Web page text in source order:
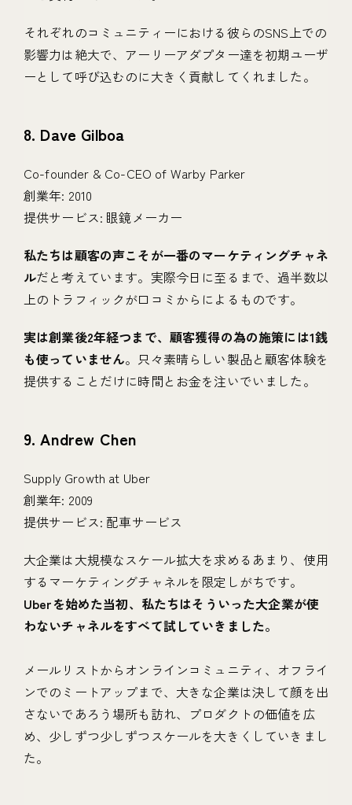
それぞれのコミュニティーにおける彼らのSNS上での
影響力は絶大で、アーリーアダプター達を初期ユーザ
ーとして呼び込むのに大きく貢献してくれました。
8. Dave Gilboa
Co-founder & Co-CEO of Warby Parker
創業年: 2010
提供サービス: 眼鏡メーカー
私たちは顧客の声こそが一番のマーケティングチャネ
ルだと考えています。実際今日に至るまで、過半数以
上のトラフィックが口コミからによるものです。
実は創業後2年経つまで、顧客獲得の為の施策には1銭
も使っていません。只々素晴らしい製品と顧客体験を
提供することだけに時間とお金を注いでいました。
9. Andrew Chen
Supply Growth at Uber
創業年: 2009
提供サービス: 配車サービス
大企業は大規模なスケール拡大を求めるあまり、使用
するマーケティングチャネルを限定しがちです。
Uberを始めた当初、私たちはそういった大企業が使
わないチャネルをすべて試していきました。
メールリストからオンラインコミュニティ、オフライ
ンでのミートアップまで、大きな企業は決して顔を出
さないであろう場所も訪れ、プロダクトの価値を広
め、少しずつ少しずつスケールを大きくしていきまし
た。